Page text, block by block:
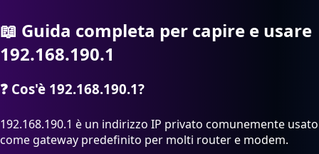
📖 Guida completa per capire e usare
192.168.190.1
❓ Cos'è 192.168.190.1?
192.168.190.1 è un indirizzo IP privato comunemente usato
come gateway predefinito per molti router e modem.